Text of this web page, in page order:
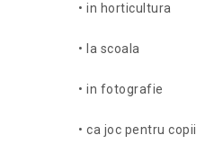
• in horticultura
• la scoala
• in fotografie
• ca joc pentru copii